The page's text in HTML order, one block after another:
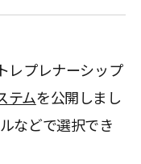
レプレナーシップ
テムを公開しまし
などで選択でき